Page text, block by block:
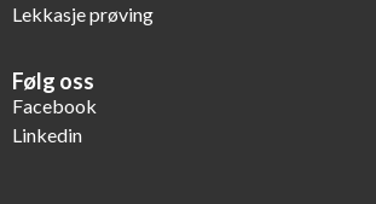
Lekkasje prøving
Følg oss
Facebook
Linkedin